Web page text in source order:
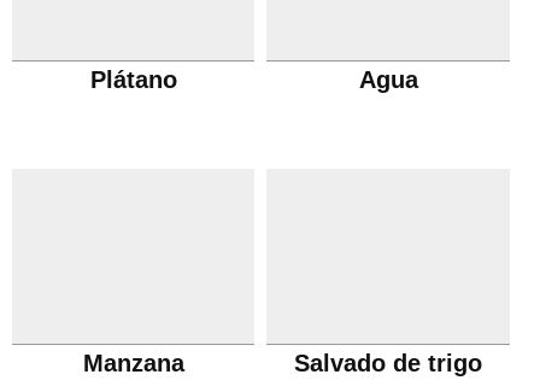
Plátano Agua
Manzana Salvado de trigo